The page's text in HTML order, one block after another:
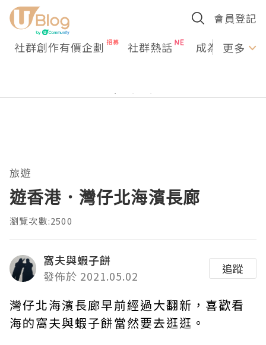
會員登記
社群創作有價企劃 社群熱話 成為U更多
旅遊
遊香港．灣仔北海濱長廊
瀏覽次數:2500
窩夫與蝦子餅
發佈於 2021.05.02
追蹤
灣仔北海濱長廊早前經過大翻新，喜歡看
海的窩夫與蝦子餅當然要去逛逛。